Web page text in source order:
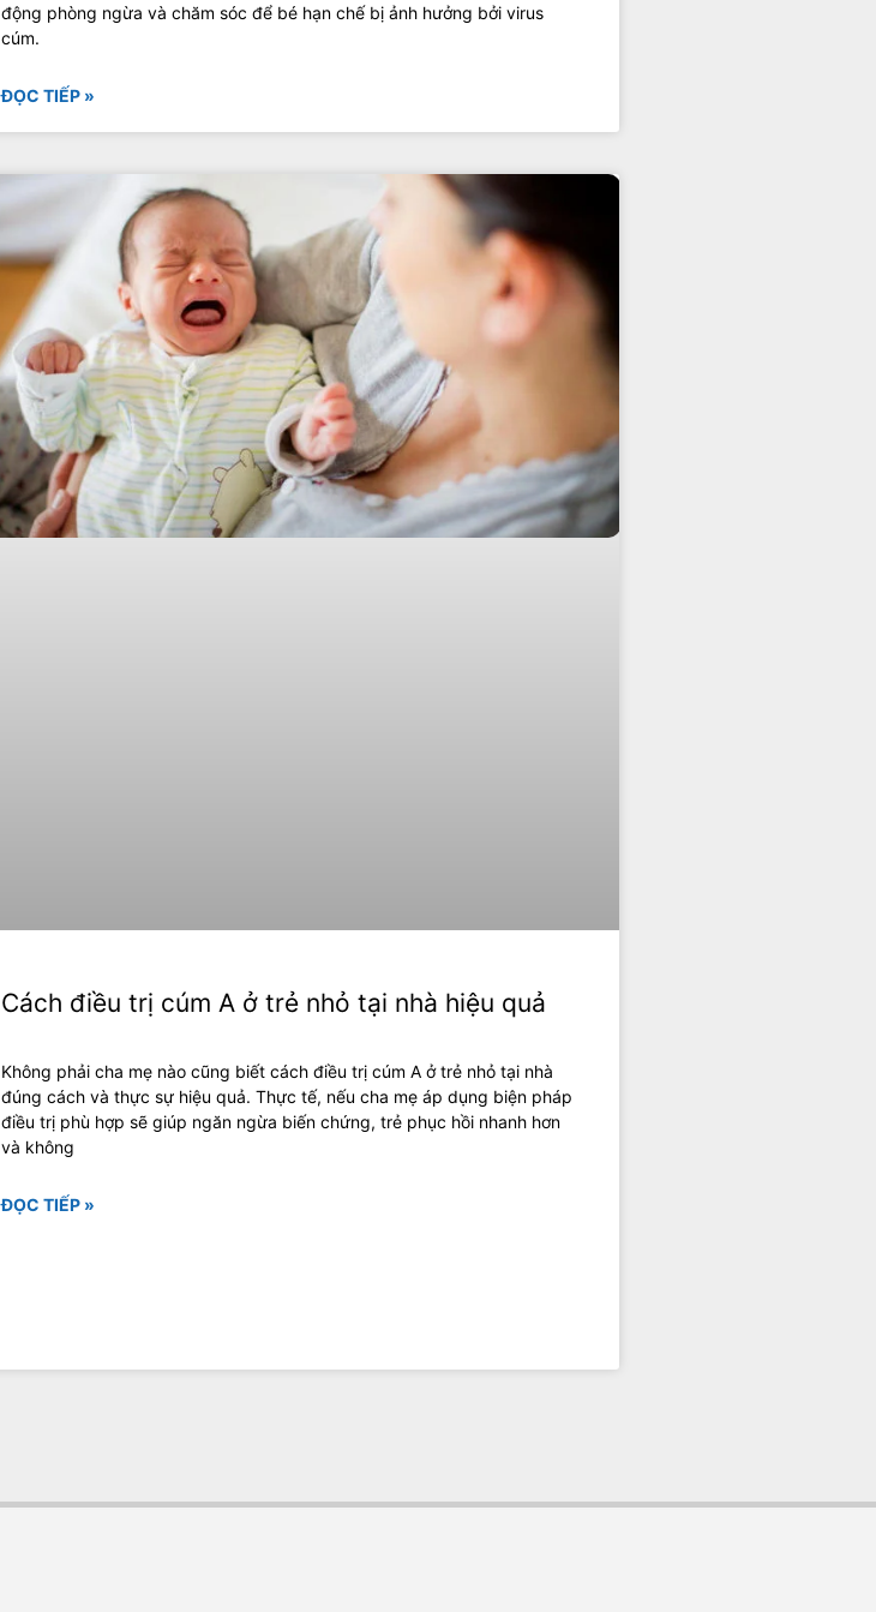
động phòng ngừa và chăm sóc để bé hạn chế bị ảnh hưởng bởi virus
cúm.
ĐỌC TIẾP »
Cách điều trị cúm A ở trẻ nhỏ tại nhà hiệu quả
Không phải cha mẹ nào cũng biết cách điều trị cúm A ở trẻ nhỏ tại nhà
đúng cách và thực sự hiệu quả. Thực tế, nếu cha mẹ áp dụng biện pháp
điều trị phù hợp sẽ giúp ngăn ngừa biến chứng, trẻ phục hồi nhanh hơn
và không
ĐỌC TIẾP »